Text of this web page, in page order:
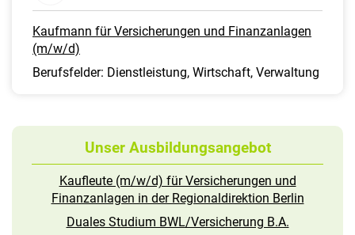
Kaufmann für Versicherungen und Finanzanlagen
(m/w/d)
Berufsfelder: Dienstleistung, Wirtschaft, Verwaltung
Unser Ausbildungsangebot
Kaufleute (m/w/d) für Versicherungen und
Finanzanlagen in der Regionaldirektion Berlin
Duales Studium BWL/Versicherung B.A.